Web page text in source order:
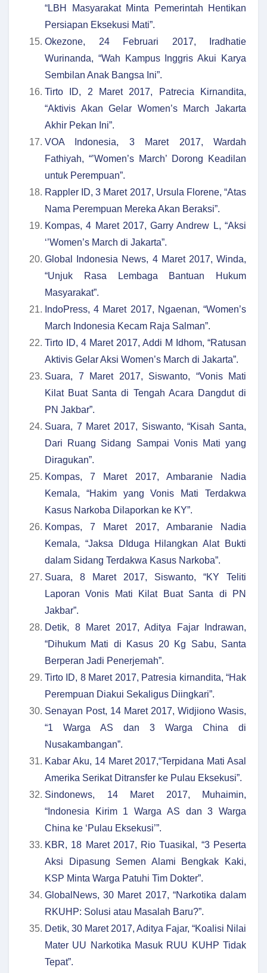
“LBH Masyarakat Minta Pemerintah Hentikan
Persiapan Eksekusi Mati”.
Okezone, 24 Februari 2017, Iradhatie
Wurinanda, “Wah Kampus Inggris Akui Karya
Sembilan Anak Bangsa Ini”.
Tirto ID, 2 Maret 2017, Patrecia Kirnandita,
“Aktivis Akan Gelar Women’s March Jakarta
Akhir Pekan Ini”.
VOA Indonesia, 3 Maret 2017, Wardah
Fathiyah, “’Women’s March’ Dorong Keadilan
untuk Perempuan”.
Rappler ID, 3 Maret 2017, Ursula Florene, “Atas
Nama Perempuan Mereka Akan Beraksi”.
Kompas, 4 Maret 2017, Garry Andrew L, “Aksi
‘’Women’s March di Jakarta”.
Global Indonesia News, 4 Maret 2017, Winda,
“Unjuk Rasa Lembaga Bantuan Hukum
Masyarakat”.
IndoPress, 4 Maret 2017, Ngaenan, “Women’s
March Indonesia Kecam Raja Salman”.
Tirto ID, 4 Maret 2017, Addi M Idhom, “Ratusan
Aktivis Gelar Aksi Women’s March di Jakarta”.
Suara, 7 Maret 2017, Siswanto, “Vonis Mati
Kilat Buat Santa di Tengah Acara Dangdut di
PN Jakbar”.
Suara, 7 Maret 2017, Siswanto, “Kisah Santa,
Dari Ruang Sidang Sampai Vonis Mati yang
Diragukan”.
Kompas, 7 Maret 2017, Ambaranie Nadia
Kemala, “Hakim yang Vonis Mati Terdakwa
Kasus Narkoba Dilaporkan ke KY”.
Kompas, 7 Maret 2017, Ambaranie Nadia
Kemala, “Jaksa DIduga Hilangkan Alat Bukti
dalam Sidang Terdakwa Kasus Narkoba”.
Suara, 8 Maret 2017, Siswanto, “KY Teliti
Laporan Vonis Mati Kilat Buat Santa di PN
Jakbar”.
Detik, 8 Maret 2017, Aditya Fajar Indrawan,
“Dihukum Mati di Kasus 20 Kg Sabu, Santa
Berperan Jadi Penerjemah”.
Tirto ID, 8 Maret 2017, Patresia kirnandita, “Hak
Perempuan Diakui Sekaligus Diingkari”.
Senayan Post, 14 Maret 2017, Widjiono Wasis,
“1 Warga AS dan 3 Warga China di
Nusakambangan”.
Kabar Aku, 14 Maret 2017,“Terpidana Mati Asal
Amerika Serikat Ditransfer ke Pulau Eksekusi”.
Sindonews, 14 Maret 2017, Muhaimin,
“Indonesia Kirim 1 Warga AS dan 3 Warga
China ke ‘Pulau Eksekusi’”.
KBR, 18 Maret 2017, Rio Tuasikal, “3 Peserta
Aksi Dipasung Semen Alami Bengkak Kaki,
KSP Minta Warga Patuhi Tim Dokter”.
GlobalNews, 30 Maret 2017, “Narkotika dalam
RKUHP: Solusi atau Masalah Baru?”.
Detik, 30 Maret 2017, Aditya Fajar, “Koalisi Nilai
Mater UU Narkotika Masuk RUU KUHP Tidak
Tepat”.